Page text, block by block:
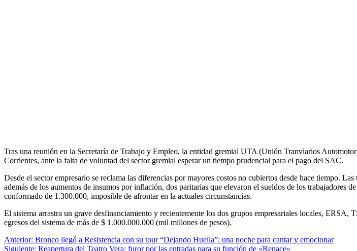
Tras una reunión en la Secretaría de Trabajo y Empleo, la entidad gremial UTA (Unión Tranviarios
Corrientes, ante la falta de voluntad del sector gremial esperar un tiempo prudencial para el pago del SAC.
Desde el sector empresario se reclama las diferencias por mayores costos no cubiertos desde hace tiempo.
además de los aumentos de insumos por inflación, dos paritarias que elevaron el sueldos de los trabajadores
conformado de 1.300.000, imposible de afrontar en la actuales circunstancias.
El sistema arrastra un grave desfinanciamiento y recientemente los dos grupos empresariales locales,
egresos del sistema de más de $ 1.000.000.000 (mil millones de pesos).
Navegación
Anterior: Bronco llegó a Resistencia con su tour “Dejando Huella”: una noche para cantar y emocionar
Siguiente: Reapertura del Teatro Vera: furor por las entradas para su función de «Renace»